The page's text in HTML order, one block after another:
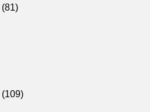
(81)
(109)